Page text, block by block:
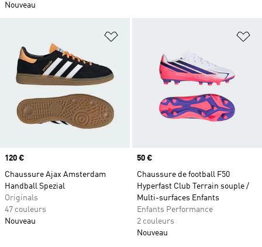
Nouveau
Ajouter à la Liste de produits
Prix
120 €
Chaussure Ajax Amsterdam
Handball Spezial
Originals
47 couleurs
Nouveau
Prix
50 €
Chaussure de football F50
Hyperfast Club Terrain souple /
Multi-surfaces Enfants
Enfants Performance
2 couleurs
Nouveau